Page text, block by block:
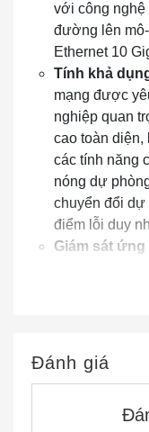
với công nghệ
đường lên
Ethernet 10
Tính khả
mạng được
nghiệp quan
cao toàn diện,
các tính năng
nóng dự
chuyển đổi dự
điểm lỗi duy
Giám sát
Máy phân
mềm Cisco
ứng dụng của
như chính
Đánh giá